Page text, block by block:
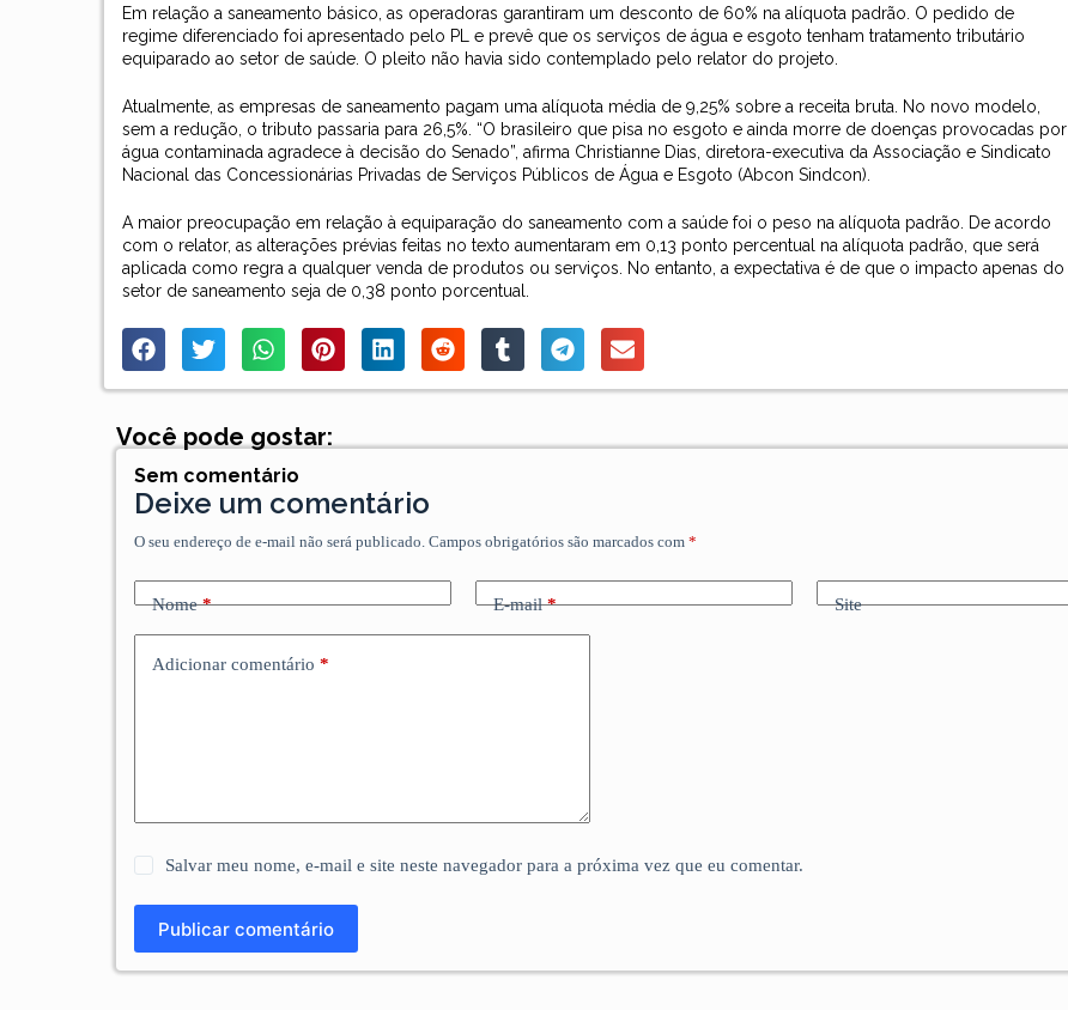
Em relação a saneamento básico, as operadoras garantiram um desconto de 60% na alíquota padrão. O pedido de
regime diferenciado foi apresentado pelo PL e prevê que os serviços de água e esgoto tenham tratamento tributário
equiparado ao setor de saúde. O pleito não havia sido contemplado pelo relator do projeto.
Atualmente, as empresas de saneamento pagam uma alíquota média de 9,25% sobre a receita bruta. No novo modelo,
sem a redução, o tributo passaria para 26,5%. “O brasileiro que pisa no esgoto e ainda morre de doenças provocadas por
água contaminada agradece à decisão do Senado”, afirma Christianne Dias, diretora-executiva da Associação e Sindicato
Nacional das Concessionárias Privadas de Serviços Públicos de Água e Esgoto (Abcon Sindcon).
A maior preocupação em relação à equiparação do saneamento com a saúde foi o peso na alíquota padrão. De acordo
com o relator, as alterações prévias feitas no texto aumentaram em 0,13 ponto percentual na alíquota padrão, que será
aplicada como regra a qualquer venda de produtos ou serviços. No entanto, a expectativa é de que o impacto apenas do
setor de saneamento seja de 0,38 ponto porcentual.
Você pode gostar:
Sem comentário
Deixe um comentário
O seu endereço de e-mail não será publicado. Campos obrigatórios são marcados com*
Nome* E-mail* Site
Adicionar comentário *
Salvar meu nome, e-mail e site neste navegador para a próxima vez que eu comentar.
Publicar comentário